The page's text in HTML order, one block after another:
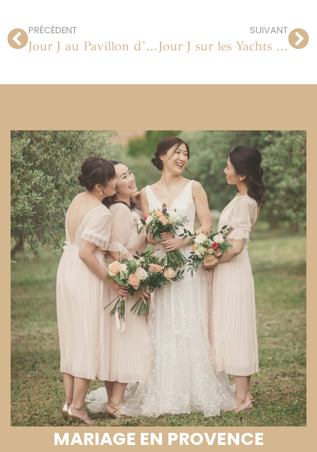
PRÉCÉDENT
Jour J au Pavillon d’Armenonville à Paris
SUIVANT
Jour J sur les Yachts de Paris
MARIAGE EN PROVENCE